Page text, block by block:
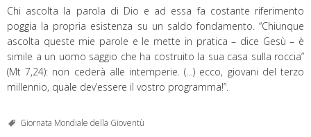
Chi ascolta la parola di Dio e ad essa fa costante riferimento
poggia la propria esistenza su un saldo fondamento. “Chiunque
ascolta queste mie parole e le mette in pratica – dice Gesù – è
simile a un uomo saggio che ha costruito la sua casa sulla roccia”
(Mt 7,24): non cederà alle intemperie. (…) ecco, giovani del terzo
millennio, quale dev’essere il vostro programma!”.
Giornata Mondiale della Gioventù